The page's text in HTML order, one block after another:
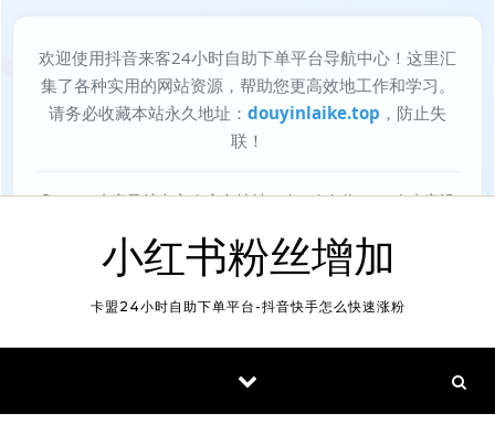
小红书粉丝增加
卡盟24小时自助下单平台-抖音快手怎么快速涨粉